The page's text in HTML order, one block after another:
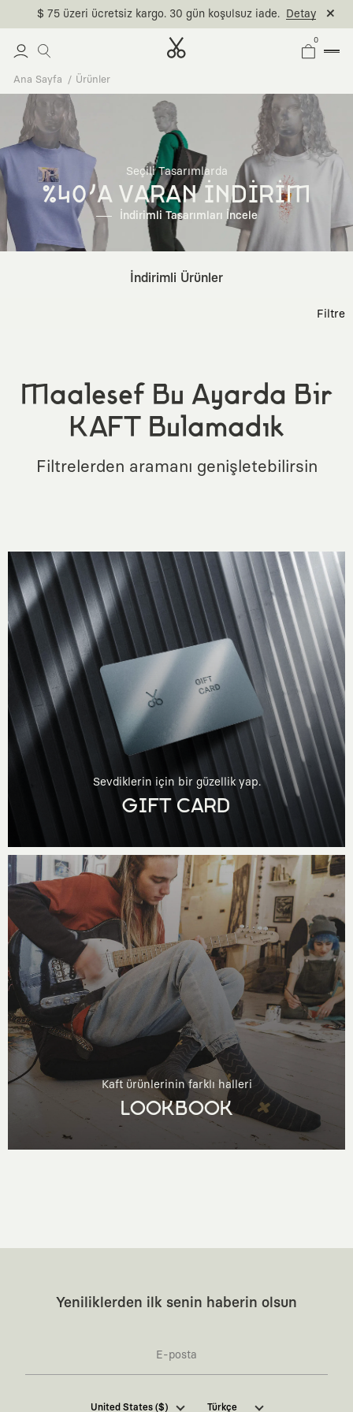
$ 75 üzeri ücretsiz kargo. 30 gün koşulsuz iade. Detay
0
Ana Sayfa Ürünler
Seçili Tasarımlarda
%40'A VARAN İNDİRİM
İndirimli Tasarımları İncele
İndirimli Ürünler
Filtre
Maalesef Bu Ayarda Bir
KAFT Bulamadık
Filtrelerden aramanı genişletebilirsin
Sevdiklerin için bir güzellik yap.
GIFT CARD
Kaft ürünlerinin farklı halleri
LOOKBOOK
Yeniliklerden ilk senin haberin olsun
Kaft Tasarım Tekstil Sanayi ve Ticaret Anonim
United States ($) Türkçe